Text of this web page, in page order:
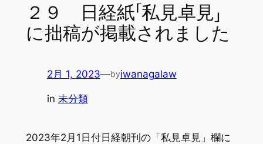
２９ 日経紙「私見卓見」
に拙稿が掲載されました
2月 1, 2023—byiwanagalaw
in 未分類
2023年2月1日付日経朝刊の「私見卓見」欄に